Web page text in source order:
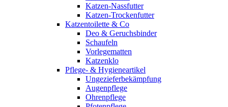
Katzen-Nassfutter
Katzen-Trockenfutter
Katzentoilette & Co
Deo & Geruchsbinder
Schaufeln
Vorlegematten
Katzenklo
Pflege- & Hygieneartikel
Ungezieferbekämpfung
Augenpflege
Ohrenpflege